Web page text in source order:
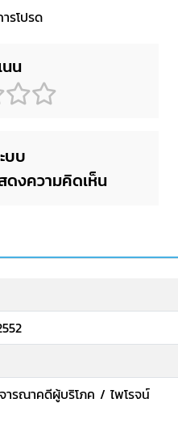
รโปรด
นน
บบ
ดงความคิดเห็น
ารณาคดีผู้บริโภค / ไพโรจน์